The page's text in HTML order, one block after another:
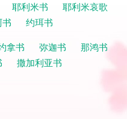
耶利米书
耶利米哀歌
约珥书
拿书 弥迦书
那鸿书
撒加利亚书